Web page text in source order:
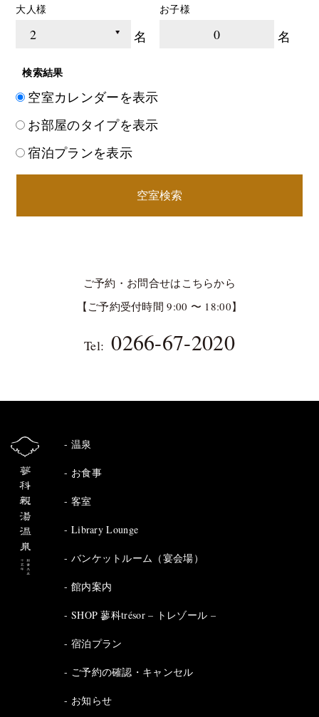
大人様
名
お子様
0 名
検索結果
空室カレンダーを表示
お部屋のタイプを表示
宿泊プランを表示
空室検索
ご予約・お問合せはこちらから
【ご予約受付時間 9:00 〜 18:00】
Tel: 0266-67-2020
温泉
お食事
客室
Library Lounge
バンケットルーム（宴会場）
館内案内
SHOP 蓼科trésor – トレゾール –
宿泊プラン
ご予約の確認・キャンセル
お知らせ